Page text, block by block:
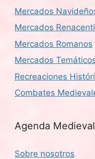
Mercados
Mercados
Mercados Romanos
Mercados
Recreaciones
Combates
Agenda Medieval
Sobre nosotros